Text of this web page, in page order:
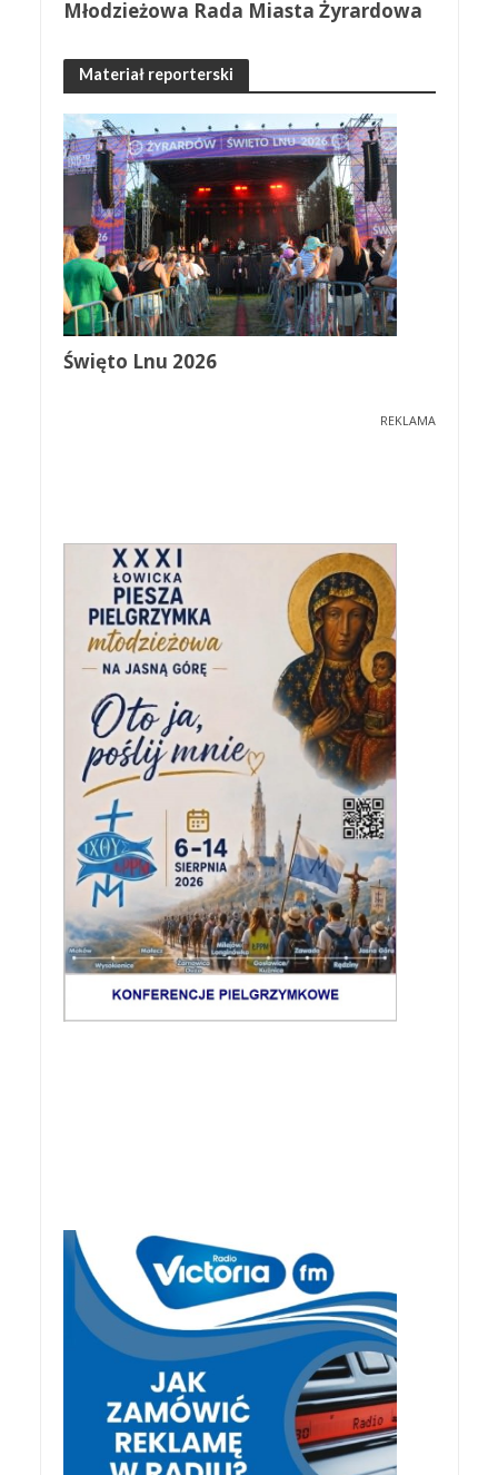
Młodzieżowa Rada Miasta Żyrardowa
Materiał reporterski
Święto Lnu 2026
REKLAMA